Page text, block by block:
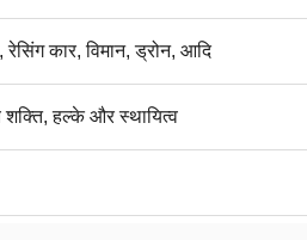
​​रेसिंग कार, विमान, ड्रोन, आदि
शक्ति, हल्के और स्थायित्व